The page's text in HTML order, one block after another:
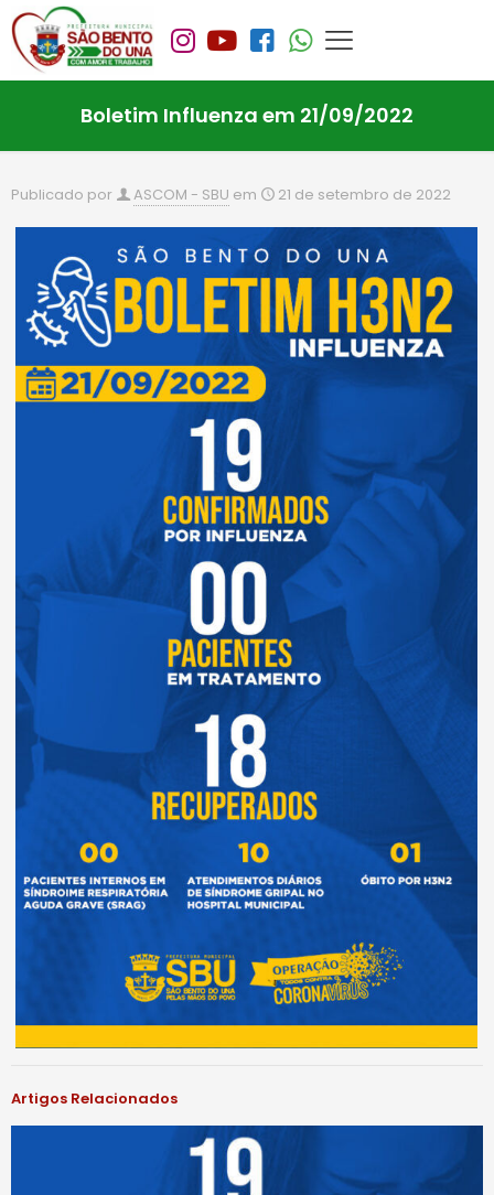
Boletim Influenza em 21/09/2022
Publicado por ASCOM - SBU em 21 de setembro de 2022
Artigos Relacionados